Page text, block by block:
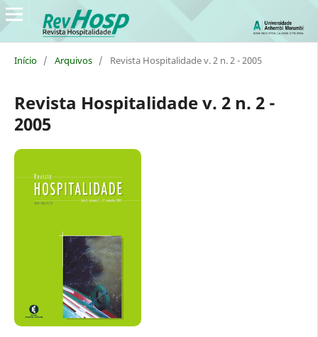
Início / Arquivos / Revista Hospitalidade v. 2 n. 2 - 2005
Revista Hospitalidade v. 2 n. 2 -
2005